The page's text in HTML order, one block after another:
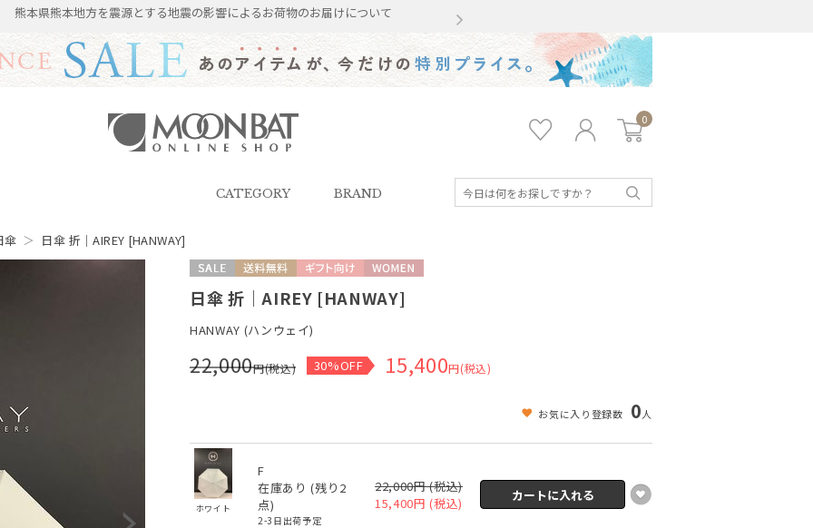
熊本県熊本地方を震源とする地震の影響によるお荷物のお届けについて
SHOP（ムーンバットオンラインシ
り
イ
ン
0
CATEGORY BRAND
検
傘 ＞ 日傘 折｜AIREY [HANWAY]
日傘 折｜AIREY [HANWAY]
HANWAY (ハンウェイ)
22,000円(税込) 30%OFF 15,400円(税込)
お気に入り登録数 0人
ホワイト
F
在庫あり (残り 2
点)
2-3日出荷予定
22,000円 (税込)
15,400円 (税込)